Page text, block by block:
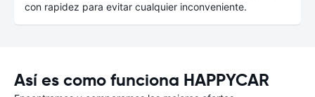
con rapidez para evitar cualquier inconveniente.
Así es como funciona HAPPYCAR